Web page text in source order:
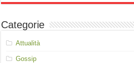
Categorie
Attualità
Gossip